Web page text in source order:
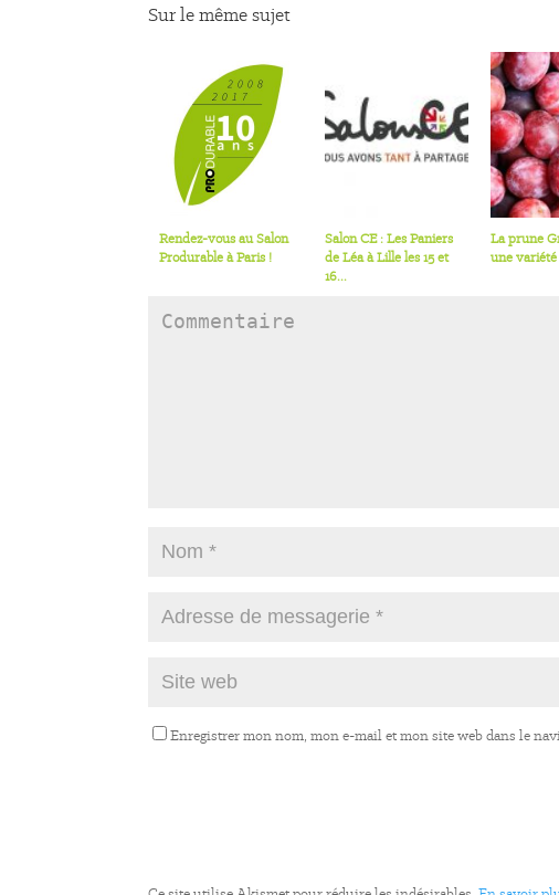
Sur le même sujet
Rendez-vous au Salon
Produrable à Paris !
Salon CE : Les Paniers
de Léa à Lille les 15 et
16...
La prune
une
Enregistrer mon nom, mon e-mail et mon site web dans le